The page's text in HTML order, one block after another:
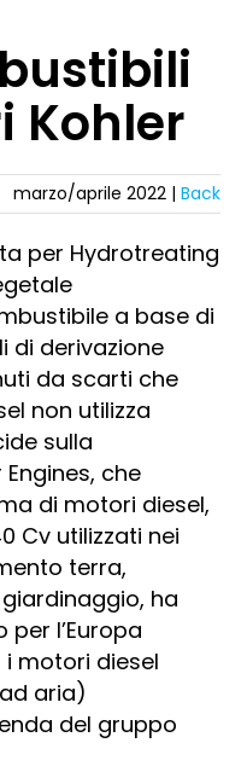
Kohler
marzo/aprile 2022 | Back
per Hydrotreating
a base di
di derivazione
da scarti che
non utilizza
sulla
che
di motori diesel,
Cv utilizzati nei
terra,
ha
l’Europa
i motori diesel
aria)
del gruppo